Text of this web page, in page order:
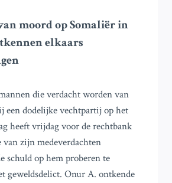
moord op Somaliër in
elkaars
die verdacht worden van
een dodelijke vechtpartij op het
heeft vrijdag voor de rechtbank
van zijn medeverdachten
schuld op hem proberen te
geweldsdelict. Onur A. ontkende